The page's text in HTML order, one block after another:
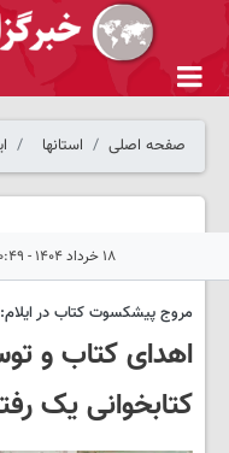
صفحه اصلی استانها
۱۸ خرداد ۱۴۰۴ - ۱۰:۴۹
مروج پیشکسوت کتاب در ایلام:
اهدای کتاب و
کتابخوانی یک